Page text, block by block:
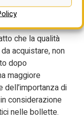
del comparto
che la qualità
acquistare, non
dopo
maggiore
dell’importanza di
considerazione
nelle bollette.